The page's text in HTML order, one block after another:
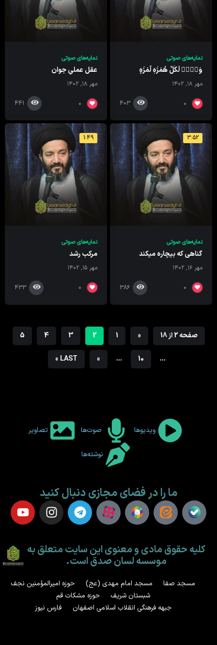
نمایه‌های صوتی
وَیۡلٞ لِّکُلِّ هُمَزَهٖ لُّمَزَهٍ
مهر ۱۸, ۱۴۰۲
0
403
نمایه‌های صوتی
عقل عملیِ جوان
مهر ۱۸, ۱۴۰۲
0
441
3:52
نمایه‌های صوتی
گناهی که بیچاره میکند
مهر ۱۶, ۱۴۰۲
0
386
1:49
نمایه‌های صوتی
مرکب رشد
مهر ۱۵, ۱۴۰۲
0
433
صفحه 2 از 18 «
1
2
3
4
5
...
10
...
»
LAST »
ویدیوها صوت‌ها تصاویر
نوشته‌ها
ما را در فضای مجازی دنبال کنید
کلیه حقوق مادی و معنوی این سایت متعلق به
موسسه لسان صدق است.
مسجد صفا مسجد امام مهدی (عج)
حوزه امیرالمؤمنین نجف
شبستان شریف
حوزه مشکات قم
جبهه فرهنگی انقلاب اسلامی اصفهان
فارس نیوز